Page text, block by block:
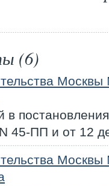
(6)
в
45-ПП и от 12